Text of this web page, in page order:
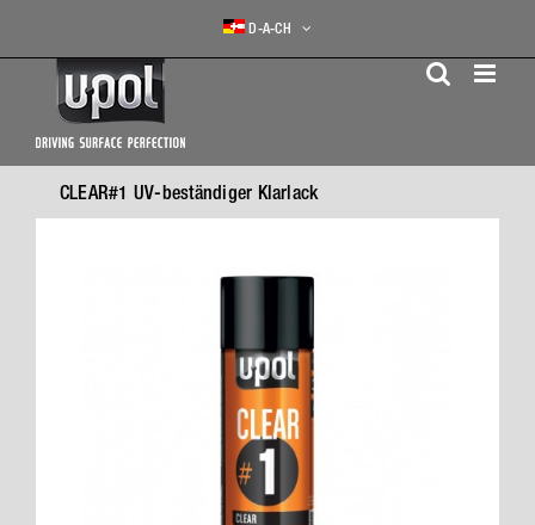
D-A-CH
CLEAR#1 UV-beständiger Klarlack